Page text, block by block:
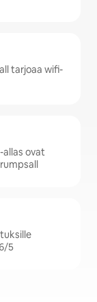
tarjoaa wifi-
allas ovat
5